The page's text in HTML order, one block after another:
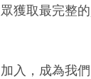
獲取最完整的
入，成為我